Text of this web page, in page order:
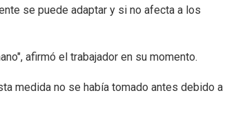
se puede adaptar y si no afecta a los
afirmó el trabajador en su momento.
medida no se había tomado antes debido a